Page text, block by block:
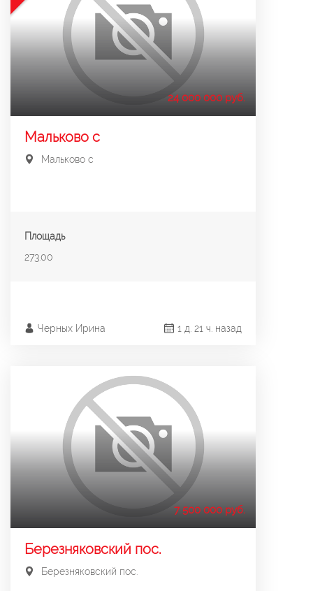
24 000 000 руб.
Мальково с
Мальково с
Площадь
273.00
1 д. 21 ч. назад
Черных Ирина
7 500 000 руб.
Березняковский пос.
Березняковский пос.